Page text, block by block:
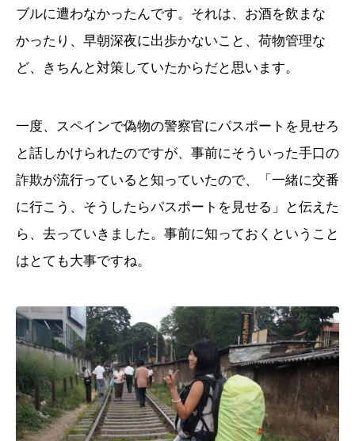
ブルに遭わなかったんです。それは、お酒を飲まな
かったり、早朝深夜に出歩かないこと、荷物管理な
ど、きちんと対策していたからだと思います。
一度、スペインで偽物の警察官にパスポートを見せろ
と話しかけられたのですが、事前にそういった手口の
詐欺が流行っていると知っていたので、「一緒に交番
に行こう、そうしたらパスポートを見せる」と伝えた
ら、去っていきました。事前に知っておくということ
はとても大事ですね。